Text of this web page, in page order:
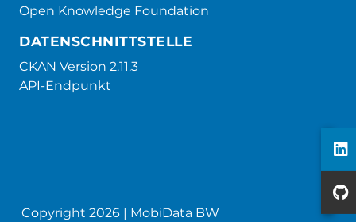
Open Knowledge Foundation
DATENSCHNITTSTELLE
CKAN Version 2.11.3
API-Endpunkt
Copyright 2026 | MobiData BW